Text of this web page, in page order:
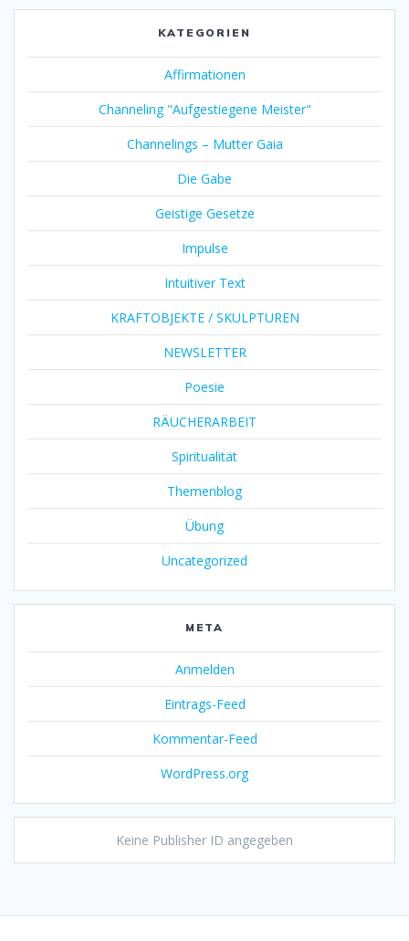
KATEGORIEN
Affirmationen
Channeling "Aufgestiegene Meister"
Channelings – Mutter Gaia
Die Gabe
Geistige Gesetze
Impulse
Intuitiver Text
KRAFTOBJEKTE / SKULPTUREN
NEWSLETTER
Poesie
RÄUCHERARBEIT
Spiritualität
Themenblog
Übung
Uncategorized
META
Anmelden
Eintrags-Feed
Kommentar-Feed
WordPress.org
Keine Publisher ID angegeben